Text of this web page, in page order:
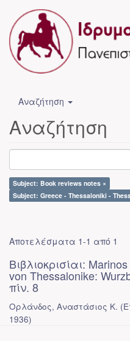
Αναζήτηση
Αναζήτηση
Subject: Book reviews notes ×
Subject: Greece - Thessaloniki -
Αποτελέσματα 1-1 από 1
Βιβλιοκρισίαι:
von Thessalonike:
πίν. 8
Ορλάνδος, Αναστάσιος Κ. (
1936)